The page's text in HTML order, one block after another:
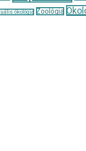
ökológia Zoológia